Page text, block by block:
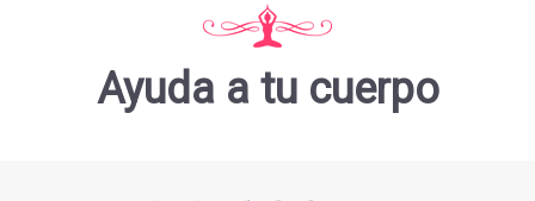
Ayuda a tu cuerpo